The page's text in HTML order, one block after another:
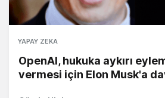
YAPAY ZEKA
OpenAI, hukuka aykırı
vermesi için Elon Musk'a